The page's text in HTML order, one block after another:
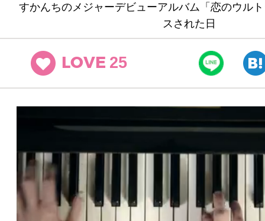
すかんちのメジャーデビューアルバム「恋のウル
スされた日
LOVE 25